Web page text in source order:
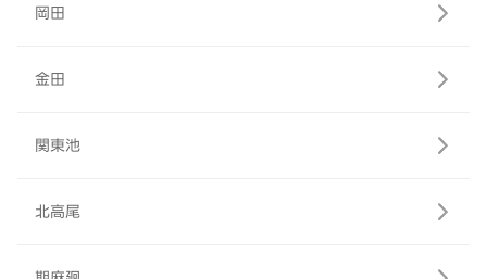
岡田
金田
関東池
北高尾